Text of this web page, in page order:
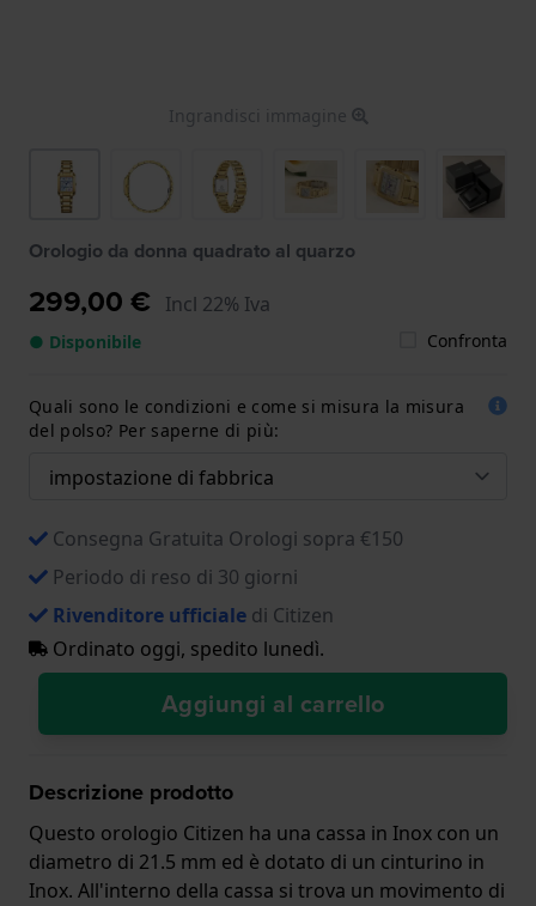
Ingrandisci immagine
Orologio da donna quadrato al quarzo
299,00 € Incl 22% Iva
● Disponibile Confronta
Quali sono le condizioni e come si misura la misura
del polso? Per saperne di più:
Consegna Gratuita Orologi sopra €150
Periodo di reso di 30 giorni
Rivenditore ufficiale di Citizen
Ordinato oggi, spedito lunedì.
Aggiungi al carrello
Descrizione prodotto
Questo orologio Citizen ha una cassa in Inox con un
diametro di 21.5 mm ed è dotato di un cinturino in
Inox. All'interno della cassa si trova un movimento di